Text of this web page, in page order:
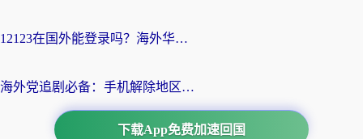
12123在国外能登录吗？海外华人必看的回国加速实用指南
海外党追剧必备：手机解除地区限制app怎么选？解决央视视频&国内剧地区限制全指南
下载App免费加速回国